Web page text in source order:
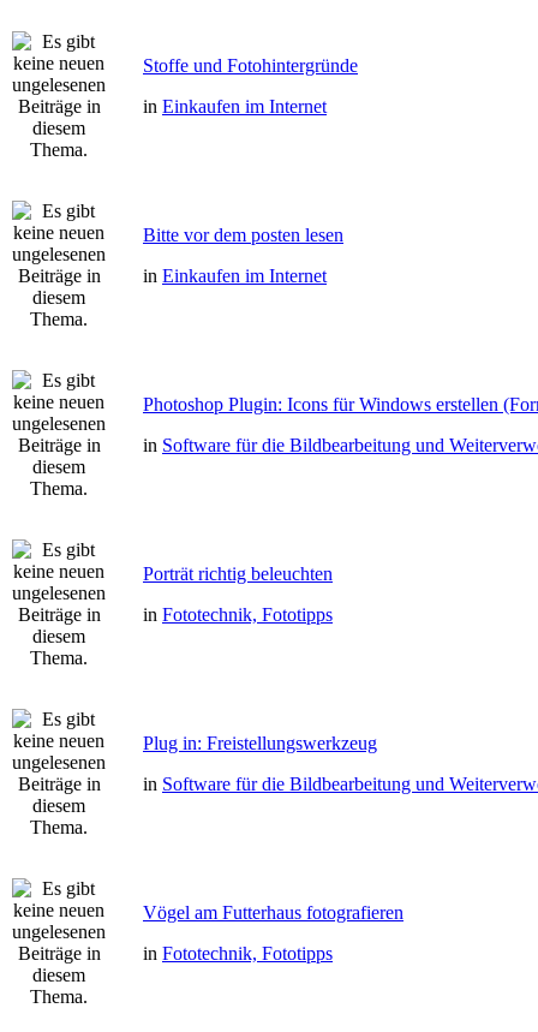
Stoffe und Fotohintergründe
in Einkaufen im Internet
Bitte vor dem posten lesen
in Einkaufen im Internet
Photoshop Plugin: Icons für Windows erstellen
in Software für die Bildbearbeitung und
Porträt richtig beleuchten
in Fototechnik, Fototipps
Plug in: Freistellungswerkzeug
in Software für die Bildbearbeitung und
Vögel am Futterhaus fotografieren
in Fototechnik, Fototipps